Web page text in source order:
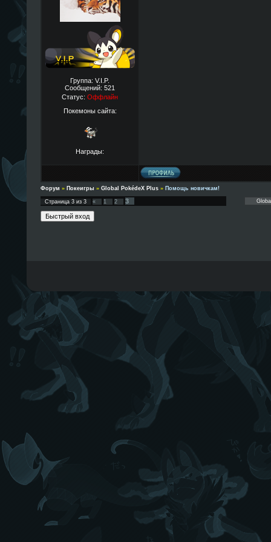
Группа: V.I.P.
Сообщений: 521
Статус: Оффлайн
Покемоны сайта:
Награды:
Форум » Покеигры » Global PokédeX Plus » Помощь новичкам!
Страница 3из 3 « 1 2 3